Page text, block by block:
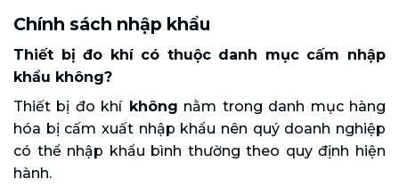
Chính sách nhập khẩu
Thiết bị đo khí có thuộc danh mục cấm nhập
khẩu không?
Thiết bị đo khíkhông nằm trong danh mục hàng
hóa bị cấm xuất nhập khẩu nên quý doanh nghiệp
có thể nhập khẩu bình thường theo quy định hiện
hành.